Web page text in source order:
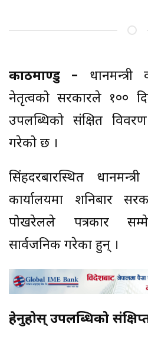
काठमाण्डु –
नेतृत्वको सरकारले १००
उपलब्धिको संक्षित
गरेको छ ।
सिंहदरबारस्थित
कार्यालयमा शनिबार
पोखरेलले पत्रकार
सार्वजनिक गरेका हुन् ।
हेर्नुहोस् उपलब्धिको